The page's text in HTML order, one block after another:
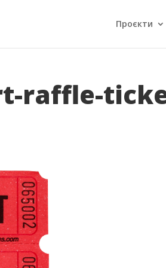
Проєкти
raffle-